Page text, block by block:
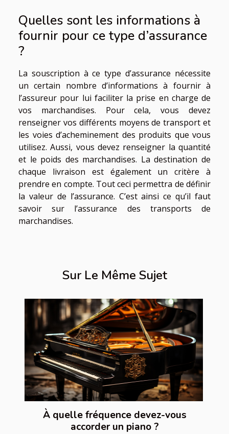
Quelles sont les informations à
fournir pour ce type d’assurance
?
La souscription à ce type d’assurance nécessite
un certain nombre d’informations à fournir à
l’assureur pour lui faciliter la prise en charge de
vos marchandises. Pour cela, vous devez
renseigner vos différents moyens de transport et
les voies d’acheminement des produits que vous
utilisez. Aussi, vous devez renseigner la quantité
et le poids des marchandises. La destination de
chaque livraison est également un critère à
prendre en compte. Tout ceci permettra de définir
la valeur de l’assurance. C’est ainsi ce qu’il faut
savoir sur l’assurance des transports de
marchandises.
Sur Le Même Sujet
À quelle fréquence devez-vous
accorder un piano ?